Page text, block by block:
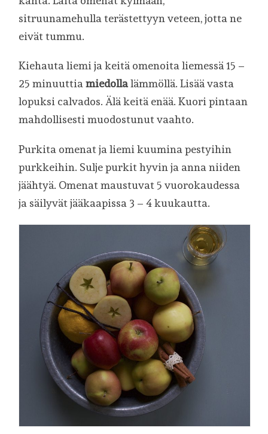
sitruunamehulla terästettyyn veteen, jotta ne
eivät tummu.
Kiehauta liemi ja keitä omenoita liemessä 15 –
25 minuuttiamiedollalämmöllä. Lisää vasta
lopuksi calvados. Älä keitä enää. Kuori pintaan
mahdollisesti muodostunut vaahto.
Purkita omenat ja liemi kuumina pestyihin
purkkeihin. Sulje purkit hyvin ja anna niiden
jäähtyä. Omenat maustuvat 5 vuorokaudessa
ja säilyvät jääkaapissa 3 – 4 kuukautta.